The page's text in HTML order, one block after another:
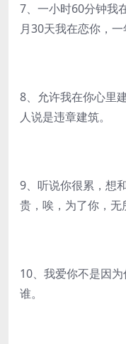
7、一小时60分钟我
月30天我在恋你，一
8、允许我在你心里
人说是违章建筑。
9、听说你很累，想
贵，唉，为了你，无
10、我爱你不是因
谁。